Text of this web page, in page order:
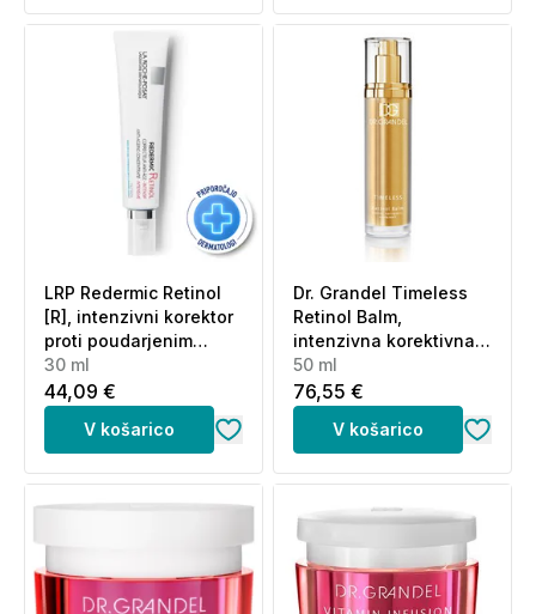
LRP Redermic Retinol
[R], intenzivni korektor
proti poudarjenim
gubam (30 ml)
30 ml
44,09 €
V košarico
Dr. Grandel Timeless
Retinol Balm,
intenzivna korektivna
nege kože (50 ml)
50 ml
76,55 €
V košarico